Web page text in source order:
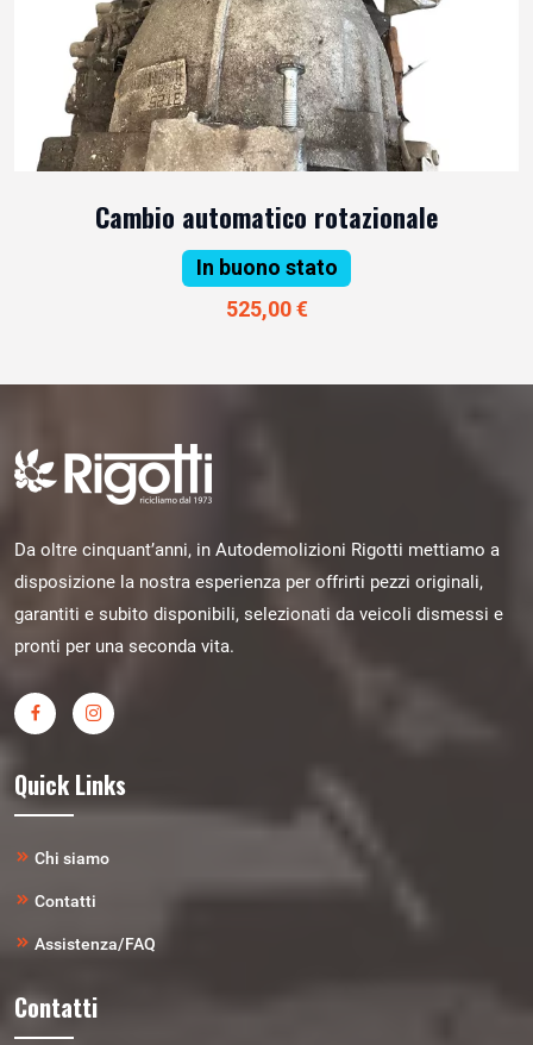
Cambio automatico rotazionale
In buono stato
525,00 €
Da oltre cinquant’anni, in Autodemolizioni Rigotti mettiamo a
disposizione la nostra esperienza per offrirti pezzi originali,
garantiti e subito disponibili, selezionati da veicoli dismessi e
pronti per una seconda vita.
Quick Links
Chi siamo
Contatti
Assistenza/FAQ
Contatti